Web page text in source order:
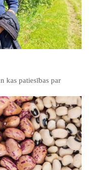
kas patiesības par